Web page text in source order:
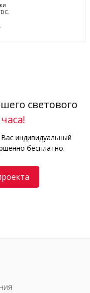
светового
индивидуальный
бесплатно.